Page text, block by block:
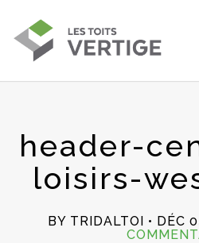
header-
loisirs-
BY TRIDALTOI DÉC